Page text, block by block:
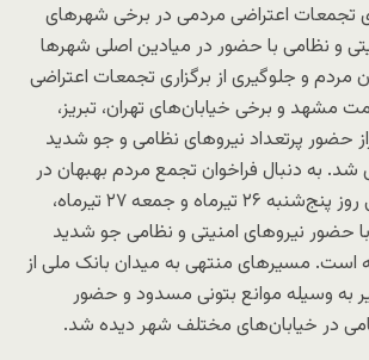
تجمعات اعتراضی مردمی در برخی شهرهای
و نظامی با حضور در میادین اصلی شهرها
و جلوگیری از برگزاری تجمعات اعتراضی
مشهد و برخی خیابان‌های تهران، تبریز،
حضور پرتعداد نیروهای نظامی و جو شدید
به دنبال فراخوان تجمع مردم بهبهان در
ادامه تجمع اعتراضی روز پنج‌شنبه ۲۶ تیرماه و جمعه ۲۷ تیرماه،
حضور نیروهای امنیتی و نظامی جو شدید
است. مسیرهای منتهی به میدان بانک ملی از
پنج‌شنبه ۲۶ تیر به وسیله موانع بتونی مسدود و حضور
در خیابان‌های مختلف شهر دیده شد.